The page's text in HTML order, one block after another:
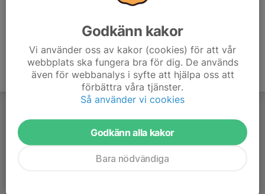
Godkänn kakor
Vi använder oss av kakor (cookies) för att vår
webbplats ska fungera bra för dig. De används
även för webbanalys i syfte att hjälpa oss att
förbättra våra tjänster.
Så använder vi cookies
Godkänn alla kakor
Bara nödvändiga